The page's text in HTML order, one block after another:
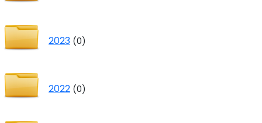
2023 (0)
2022 (0)